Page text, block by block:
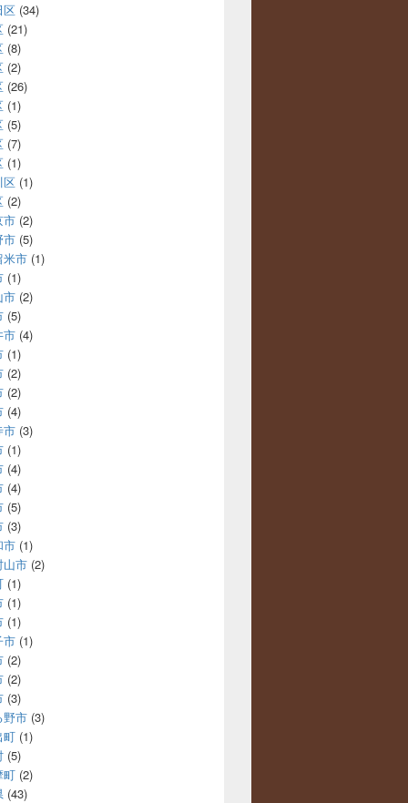
区 (34)
(21)
(8)
(2)
(26)
(1)
(5)
(7)
(1)
区 (1)
(2)
市 (2)
市 (5)
米市 (1)
(1)
市 (2)
(5)
市 (4)
(1)
(2)
(2)
(4)
市 (3)
(1)
(4)
(4)
(5)
(3)
市 (1)
山市 (2)
(1)
(1)
(1)
市 (1)
(2)
(2)
(3)
野市 (3)
町 (1)
(5)
町 (2)
(43)